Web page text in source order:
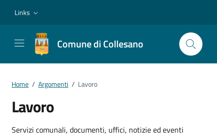
Links
Comune di Collesano
Home / Argomenti / Lavoro
Lavoro
Servizi comunali, documenti, uffici, notizie ed eventi